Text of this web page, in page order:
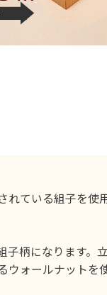
れている組子を使
子柄になります。
ウォールナットを